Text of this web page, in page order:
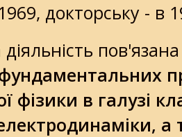
докторську - в
пов'язана
фізики в галузі
а
и достижений